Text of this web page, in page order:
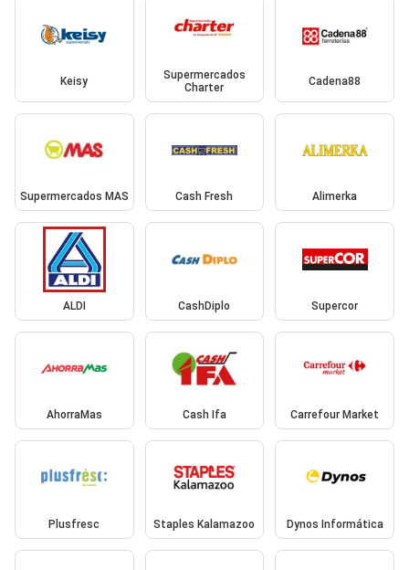
Keisy
Supermercados
Charter
Cadena88
Supermercados MAS Cash Fresh Alimerka
ALDI CashDiplo Supercor
AhorraMas Cash Ifa Carrefour Market
Plusfresc Staples Kalamazoo Dynos Informática